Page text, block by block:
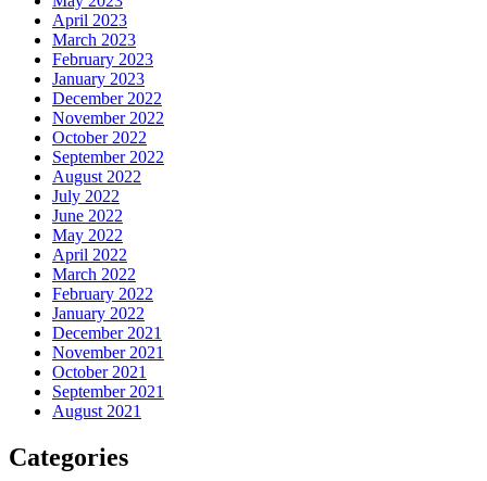
April 2023
March 2023
February 2023
January 2023
December 2022
November 2022
October 2022
September 2022
August 2022
July 2022
June 2022
May 2022
April 2022
March 2022
February 2022
January 2022
December 2021
November 2021
October 2021
September 2021
August 2021
Categories